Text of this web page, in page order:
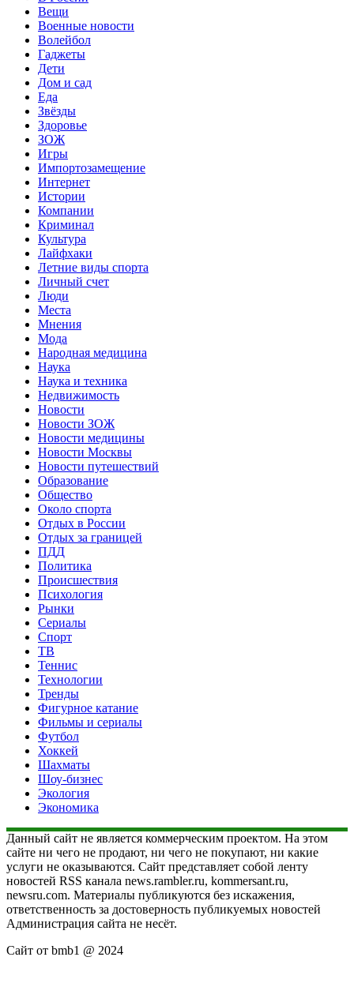
Вещи
Военные новости
Волейбол
Гаджеты
Дети
Дом и сад
Еда
Звёзды
Здоровье
ЗОЖ
Игры
Импортозамещение
Интернет
Истории
Компании
Криминал
Культура
Лайфхаки
Летние виды спорта
Личный счет
Люди
Места
Мнения
Мода
Народная медицина
Наука
Наука и техника
Недвижимость
Новости
Новости ЗОЖ
Новости медицины
Новости Москвы
Новости путешествий
Образование
Общество
Около спорта
Отдых в России
Отдых за границей
ПДД
Политика
Происшествия
Психология
Рынки
Сериалы
Спорт
ТВ
Теннис
Технологии
Тренды
Фигурное катание
Фильмы и сериалы
Футбол
Хоккей
Шахматы
Шоу-бизнес
Экология
Экономика
Данный сайт не является коммерческим проектом. На этом
сайте ни чего не продают, ни чего не покупают, ни какие
услуги не оказываются. Сайт представляет собой ленту
новостей RSS канала news.rambler.ru, kommersant.ru,
newsru.com. Материалы публикуются без искажения,
ответственность за достоверность публикуемых новостей
Администрация сайта не несёт.
Сайт от bmb1 @ 2024